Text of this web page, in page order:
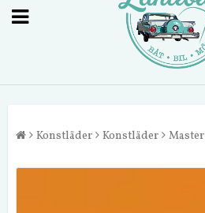
Konstläder Konstläder